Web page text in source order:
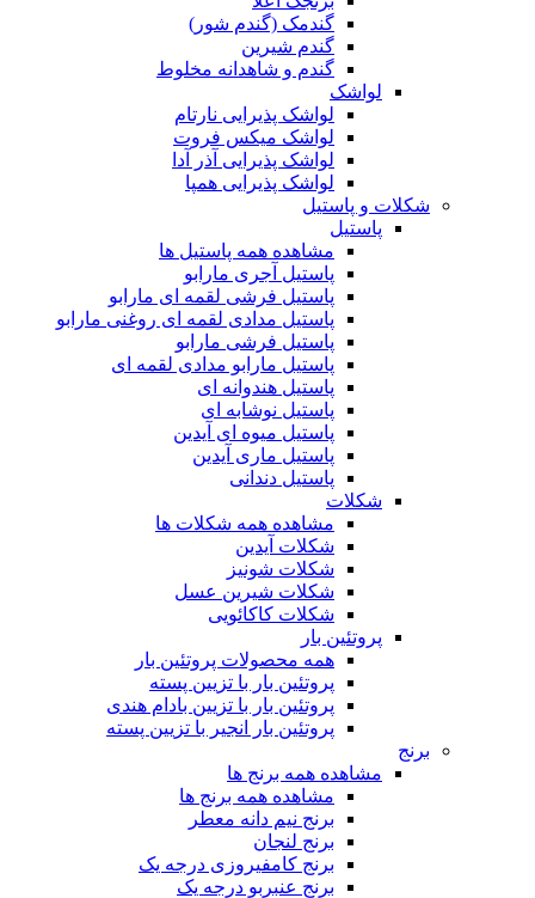
گندمک (گندم شور)
گندم شیرین
گندم و شاهدانه مخلوط
لواشک
لواشک پذیرایی نارتام
لواشک میکس فروت
لواشک پذیرایی آذر آدا
لواشک پذیرایی همپا
شکلات و پاستیل
پاستیل
مشاهده همه پاستیل ها
پاستیل آجری مارابو
پاستیل فرشی لقمه ای مارابو
پاستیل مدادی لقمه ای روغنی مارابو
پاستیل فرشی مارابو
پاستیل مارابو مدادی لقمه ای
پاستیل هندوانه ای
پاستیل نوشابه ای
پاستیل میوه ای آیدین
پاستیل ماری آیدین
پاستیل دندانی
شکلات
مشاهده همه شکلات ها
شکلات آیدین
شکلات شونیز
شکلات شیرین عسل
شکلات کاکائویی
پروتئین بار
همه محصولات پروتئین بار
پروتئین بار با تزیین پسته
پروتئین بار با تزیین بادام هندی
پروتئین بار انجیر با تزیین پسته
برنج
مشاهده همه برنج ها
مشاهده همه برنج ها
برنج نیم دانه معطر
برنج لنجان
برنج کامفیروزی درجه یک
برنج عنبربو درجه یک